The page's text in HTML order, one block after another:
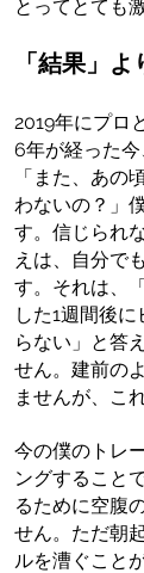
とってとても
「結果」
2019年にプロ
6年が経った今
「また、あの
わないの？」
す。信じられ
えは、自分で
す。それは、
した1週間後
らない」と答
せん。建前の
ませんが、こ
今の僕のトレ
ングすること
るために空腹
せん。ただ朝
ルを漕ぐこと